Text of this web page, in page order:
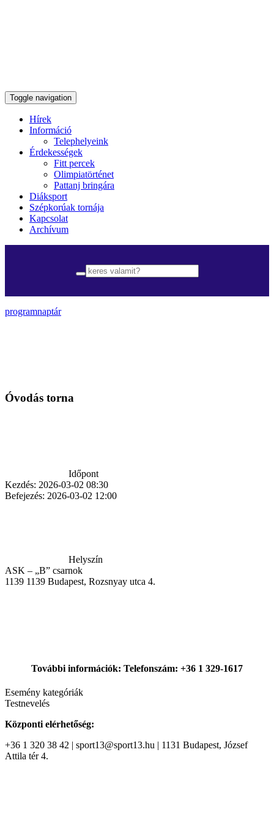
Toggle navigation
Hírek
Információ
Telephelyeink
Érdekességek
Fitt percek
Olimpiatörténet
Pattanj bringára
Diáksport
Szépkorúak tornája
Kapcsolat
Archívum
programnaptár
Óvodás torna
Időpont
Kezdés: 2026-03-02 08:30
Befejezés: 2026-03-02 12:00
Helyszín
ASK – „B” csarnok
1139 1139 Budapest, Rozsnyay utca 4.
További információk: Telefonszám: +36 1 329-1617
Esemény kategóriák
Testnevelés
Központi elérhetőség:
+36 1 320 38 42 | sport13@sport13.hu | 1131 Budapest, József
Attila tér 4.